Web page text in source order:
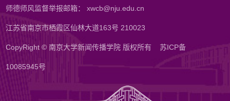
师德师风监督举报邮箱： xwcb@nju.edu.cn
江苏省南京市栖霞区仙林大道163号 210023
CopyRight © 南京大学新闻传播学院 版权所有苏ICP备
10085945号